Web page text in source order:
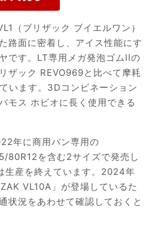
（ブリザック ブイエルワン）
路面に密着し、アイス性能にす
です。LT専用メガ発泡ゴムIIの
ザック REVO969と比べて摩耗
います。3Dコンビネーション
モス ホビオに長く使用できる
年に商用バン専用の
80R12を含む2サイズで発売し
生産を終えています。2024年
VL10A」が登場しているた
状況をあわせて確認しておくと